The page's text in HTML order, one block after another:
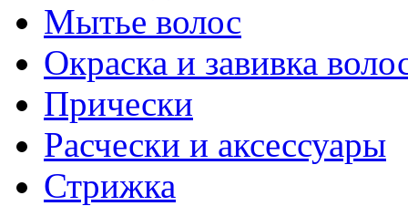
Мытье волос
Окраска и завивка
Прически
Расчески и аксессуары
Стрижка